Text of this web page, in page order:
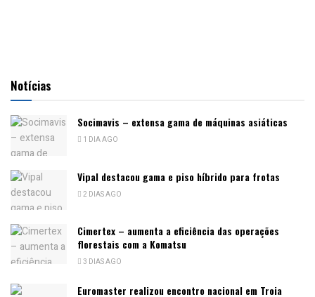
Notícias
Socimavis – extensa gama de máquinas asiáticas
1 DIA AGO
Vipal destacou gama e piso híbrido para frotas
2 DIAS AGO
Cimertex – aumenta a eficiência das operações
florestais com a Komatsu
3 DIAS AGO
Euromaster realizou encontro nacional em Troia